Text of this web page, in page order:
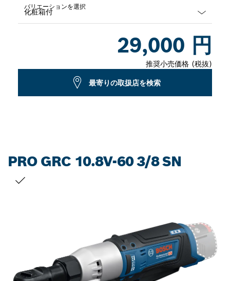
バリエーションを選択
29,000 円
推奨小売価格 (税抜)
最寄りの取扱店を検索
PRO GRC 10.8V-60 3/8 SN